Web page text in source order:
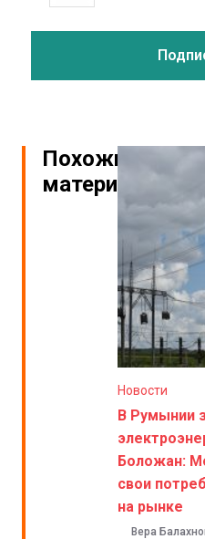
Похожие
материалы
Новости
В Румынии
Боложан:
свои
на рынке
Вера